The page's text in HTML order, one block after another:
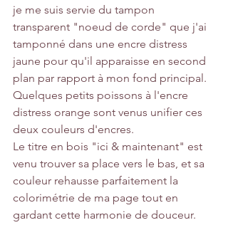
je me suis servie du tampon
transparent "noeud de corde" que j'ai
tamponné dans une encre distress
jaune pour qu'il apparaisse en second
plan par rapport à mon fond principal.
Quelques petits poissons à l'encre
distress orange sont venus unifier ces
deux couleurs d'encres.
Le titre en bois "ici & maintenant" est
venu trouver sa place vers le bas, et sa
couleur rehausse parfaitement la
colorimétrie de ma page tout en
gardant cette harmonie de douceur.